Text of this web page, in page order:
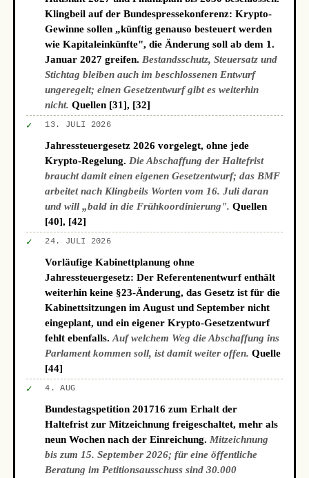
Klingbeil auf der Bundespressekonferenz: Krypto-
Gewinne sollen „künftig genauso besteuert werden
wie Kapitaleinkünfte", die Änderung soll ab dem 1.
Januar 2027 greifen. Bestandsschutz, Steuersatz und
Stichtag bleiben auch im beschlossenen Entwurf
ungeregelt; einen Gesetzentwurf gibt es weiterhin
nicht. Quellen [31], [32]
✓ 13. JULI 2026
Jahressteuergesetz 2026 vorgelegt, ohne jede
Krypto-Regelung. Die Abschaffung der Haltefrist
braucht damit einen eigenen Gesetzentwurf; das BMF
arbeitet nach Klingbeils Worten vom 16. Juli daran
und will „bald in die Frühkoordinierung". Quellen
[40], [42]
✓ 24. JULI 2026
Vorläufige Kabinettplanung ohne
Jahressteuergesetz: Der Referentenentwurf enthält
weiterhin keine §23-Änderung, das Gesetz ist für die
Kabinettsitzungen im August und September nicht
eingeplant, und ein eigener Krypto-Gesetzentwurf
fehlt ebenfalls.Auf welchem Weg die Abschaffung ins
Parlament kommen soll, ist damit weiter offen. Quelle
[44]
✓ 4. AUG
Bundestagspetition 201716 zum Erhalt der
Haltefrist zur Mitzeichnung freigeschaltet, mehr als
neun Wochen nach der Einreichung. Mitzeichnung
bis zum 15. September 2026; für eine öffentliche
Beratung im Petitionsausschuss sind 30.000